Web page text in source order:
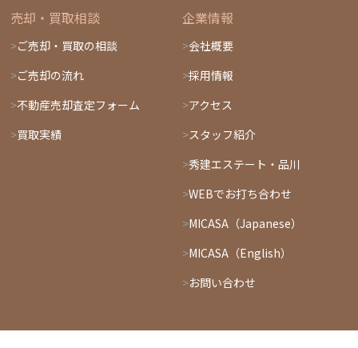
売却・買取相談
ご売却・買取の相談
ご売却の流れ
不動産売却査定フォーム
買取実績
企業情報
会社概要
採用情報
アクセス
スタッフ紹介
秀建エステート・品川
WEBでお打ち合わせ
MICASA（Japanese）
MICASA（English）
お問い合わせ